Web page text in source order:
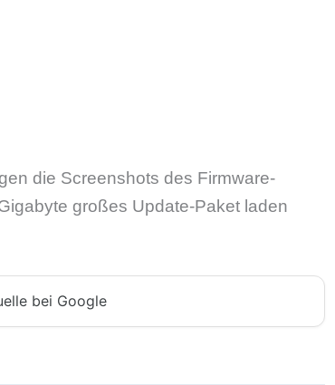
die Screenshots des Firmware-
großes Update-Paket laden
bei Google